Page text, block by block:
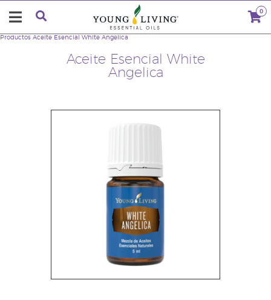
0
Aceite Esencial White
Angelica
Productos Aceite Esencial White Angelica